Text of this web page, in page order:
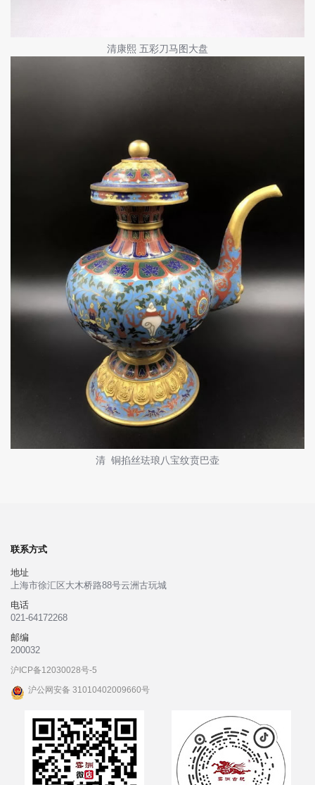
清康熙 五彩刀马图大盘
清 铜掐丝珐琅八宝纹贲巴壶
联系方式
地址
上海市徐汇区大木桥路88号云洲古玩城
电话
021-64172268
邮编
200032
沪ICP备12030028号-5
沪公网安备 31010402009660号